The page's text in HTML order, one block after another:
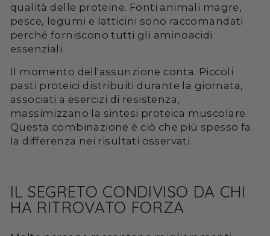
qualità delle proteine. Fonti animali magre,
pesce, legumi e latticini sono raccomandati
perché forniscono tutti gli aminoacidi
essenziali.
Il momento dell'assunzione conta. Piccoli
pasti proteici distribuiti durante la giornata,
associati a esercizi di resistenza,
massimizzano la sintesi proteica muscolare.
Questa combinazione è ciò che più spesso fa
la differenza nei risultati osservati.
IL SEGRETO CONDIVISO DA CHI
HA RITROVATO FORZA